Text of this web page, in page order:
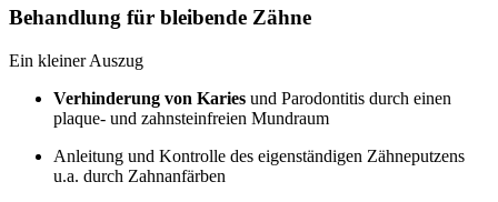
Behandlung für bleibende Zähne
Ein kleiner Auszug
Verhinderung von Karies und Parodontitis durch einen
plaque- und zahnsteinfreien Mundraum
Anleitung und Kontrolle des eigenständigen Zähneputzens
u.a. durch Zahnanfärben